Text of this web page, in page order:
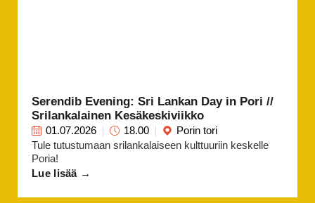
Serendib Evening: Sri Lankan Day in Pori //
Srilankalainen Kesäkeskiviikko
01.07.2026 18.00
Porin tori
Tule tutustumaan srilankalaiseen kulttuuriin keskelle
Poria!
Lue lisää →